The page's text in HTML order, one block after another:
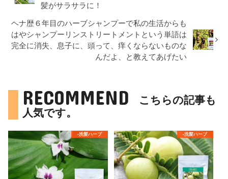
髪がサラサラに！
ヘナ歴６年目のハーブシャンプーで私の生活からも
はやシャンプーリンストリートメントという単語は
完全に消失、息子に、頭って、痒くならないものな
んだよ、と教えてあげたい
RECOMMEND
こちらの記事も
人気です。
-洗髪ハーブ -洗髪ハーブ